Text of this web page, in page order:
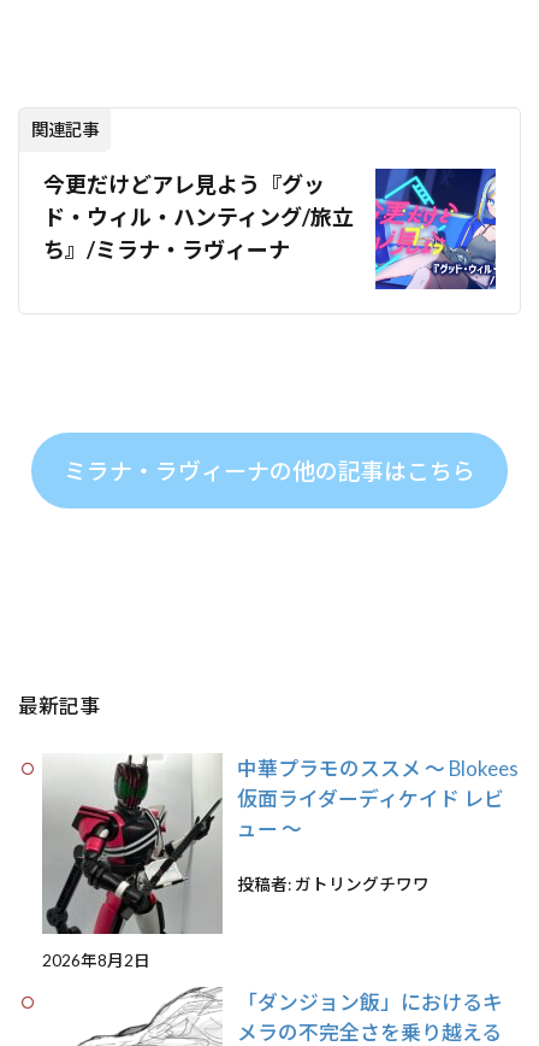
関連記事
今更だけどアレ見よう『グッ
ド・ウィル・ハンティング/旅立
ち』/ミラナ・ラヴィーナ
ミラナ・ラヴィーナの他の記事はこちら
最新記事
中華プラモのススメ 〜 Blokees
仮面ライダーディケイド レビ
ュー 〜
投稿者: ガトリングチワワ
2026年8月2日
「ダンジョン飯」におけるキ
メラの不完全さを乗り越える